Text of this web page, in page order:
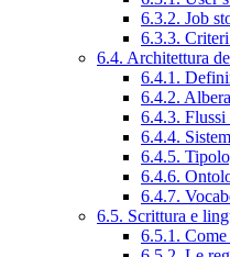
6.3.2. Job
6.3.3.
6.4. Architettura
6.4.1.
6.4.2.
6.4.3.
6.4.4.
6.4.5.
6.4.6.
6.4.7.
6.5. Scrittura e
6.5.1.